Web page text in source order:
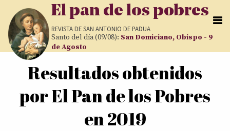
Pasar al contenido principal
El pan de los pobres
REVISTA DESAN ANTONIO DE PADUA
Santo del día (09/08): San Domiciano, Obispo - 9
de Agosto
Resultados obtenidos
por El Pan de los Pobres
en 2019